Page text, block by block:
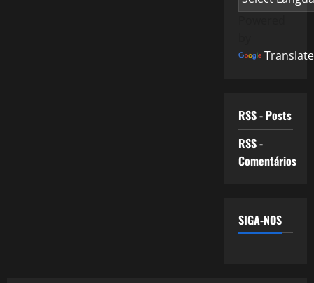
Translate
RSS - Posts
RSS -
Comentários
SIGA-NOS